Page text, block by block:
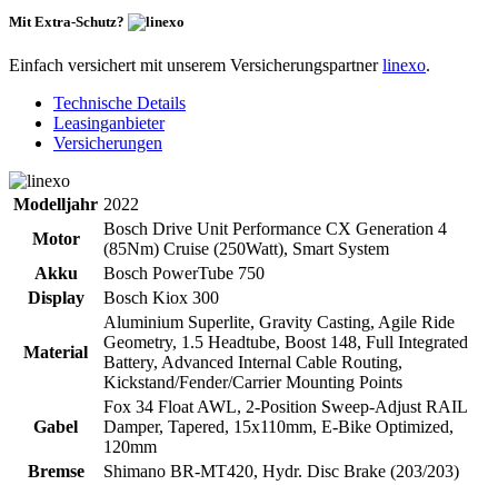
Mit Extra-Schutz?
Einfach versichert mit unserem Versicherungspartnerlinexo.
Technische Details
Leasinganbieter
Versicherungen
Modelljahr 2022
Motor
Bosch Drive Unit Performance CX Generation 4
(85Nm) Cruise (250Watt), Smart System
Akku
Bosch PowerTube 750
Display
Bosch Kiox 300
Material
Aluminium Superlite, Gravity Casting, Agile Ride
Geometry, 1.5 Headtube, Boost 148, Full Integrated
Battery, Advanced Internal Cable Routing,
Kickstand/Fender/Carrier Mounting Points
Gabel
Fox 34 Float AWL, 2-Position Sweep-Adjust RAIL
Damper, Tapered, 15x110mm, E-Bike Optimized,
120mm
Bremse
Shimano BR-MT420, Hydr. Disc Brake (203/203)